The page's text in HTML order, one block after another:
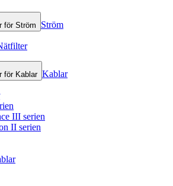
för Ström Ström
för Kablar Kablar
III serien
II serien